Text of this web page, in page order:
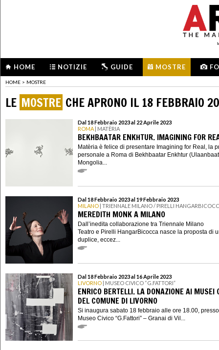
HOME NOTIZIE GUIDE MOSTRE
HOME > MOSTRE
LE MOSTRE CHE APRONO IL 18 FEBBRAIO
Dal 18 Febbraio 2023 al 22 Aprile 2023
ROMA | MATÈRIA
BEKHBAATAR ENKHTUR. IMAGINING FOR
Matèria è felice di presentare Imagining for Real, la
personale a Roma di Bekhbaatar Enkhtur
Mongolia...
Dal 18 Febbraio 2023 al 19 Febbraio 2023
MILANO | TRIENNALE MILANO / PIRELLI
MEREDITH MONK A MILANO
Dall’inedita collaborazione tra Triennale Milano
Teatro e Pirelli HangarBicocca nasce la proposta di
duplice, eccez...
Dal 18 Febbraio 2023 al 16 Aprile 2023
LIVORNO | MUSEO CIVICO “G.FATTORI”
ENRICO BERTELLI. LA DONAZIONE AI MUSEI
DEL COMUNE DI LIVORNO
Si inaugura sabato 18 febbraio alle ore 18.00,
Museo Civico “G.Fattori” – Granai di Vil...